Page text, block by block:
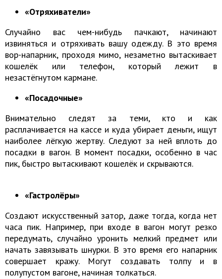
«Отряхиватели»
Случайно вас чем-нибудь пачкают, начинают
извиняться и отряхивать вашу одежду. В это время
вор-напарник, проходя мимо, незаметно вытаскивает
кошелёк или телефон, который лежит в
незастёгнутом кармане.
«Посадочные»
Внимательно следят за теми, кто и как
расплачивается на кассе и куда убирает деньги, ищут
наиболее лёгкую жертву. Следуют за ней вплоть до
посадки в вагон. В момент посадки, особенно в час
пик, быстро вытаскивают кошелёк и скрываются.
«Гастролёры»
Создают искусственный затор, даже тогда, когда нет
часа пик. Например, при входе в вагон могут резко
передумать, случайно уронить мелкий предмет или
начать завязывать шнурки. В это время его напарник
совершает кражу. Могут создавать толпу и в
полупустом вагоне, начиная толкаться.